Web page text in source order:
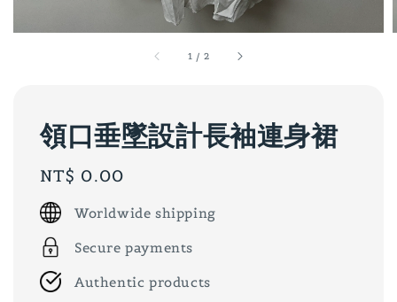
1 / 2
領口垂墜設計長袖連身裙
Regular
price
NT$ 0.00
Worldwide shipping
Secure payments
Authentic products